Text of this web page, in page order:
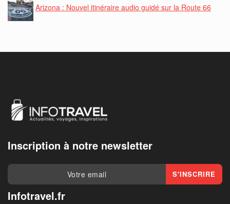
Arizona : Nouvel itinéraire audio guidé sur la Route 66
Inscription à notre newsletter
Infotravel.fr